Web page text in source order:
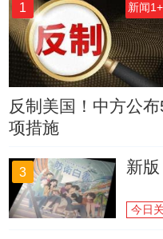
1 新闻
反制美国！中方公布
项措施
3 新
今日